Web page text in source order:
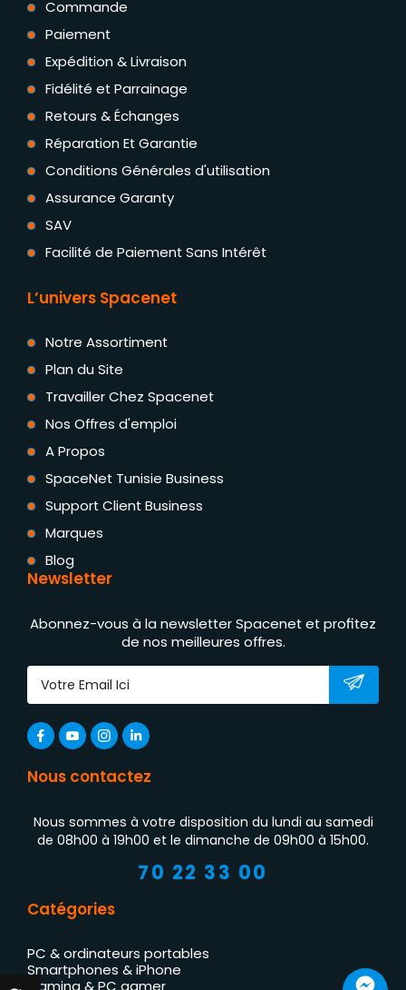
Commande
Paiement
Expédition & Livraison
Fidélité et Parrainage
Retours & Échanges
Réparation Et Garantie
Conditions Générales d'utilisation
Assurance Garanty
SAV
Facilité de Paiement Sans Intérêt
L’univers Spacenet
Notre Assortiment
Plan du Site
Travailler Chez Spacenet
Nos Offres d'emploi
A Propos
SpaceNet Tunisie Business
Support Client Business
Marques
Blog
Newsletter
Abonnez-vous à la newsletter Spacenet et profitez
de nos meilleures offres.
Nous contactez
Nous sommes à votre disposition du lundi au samedi
de 08h00 à 19h00 et le dimanche de 09h00 à 15h00.
70 22 33 00
Catégories
PC & ordinateurs portables
Smartphones & iPhone
Gaming & PC gamer